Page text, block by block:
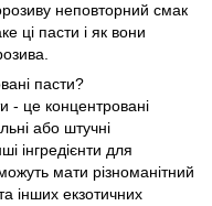
неповторний смак
ці пасти і як вони
пасти?
- це концентровані
або штучні
інгредієнти для
мати різноманітний
інших екзотичних